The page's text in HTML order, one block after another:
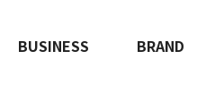
BUSINESS BRAND